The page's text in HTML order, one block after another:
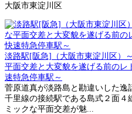
大阪市東淀川区
淡路駅[阪急]（大阪市東淀川区）
平面交差と大変貌を遂げる前の
速特急停車駅～
菅原道真が淡路島と勘違いした逸
千里線の接続駅である島式２面４
ミックな平面交差が魅...